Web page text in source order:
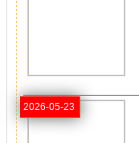
2026-05-23